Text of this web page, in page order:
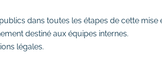
dans toutes les étapes de cette mise
destiné aux équipes internes.
légales.